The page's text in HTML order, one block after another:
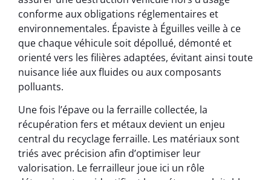
conforme aux obligations réglementaires et
environnementales. Épaviste à Éguilles veille à ce
que chaque véhicule soit dépollué, démonté et
orienté vers les filières adaptées, évitant ainsi toute
nuisance liée aux fluides ou aux composants
polluants.
Une fois l’épave ou la ferraille collectée, la
récupération fers et métaux devient un enjeu
central du recyclage ferraille. Les matériaux sont
triés avec précision afin d’optimiser leur
valorisation. Le ferrailleur joue ici un rôle